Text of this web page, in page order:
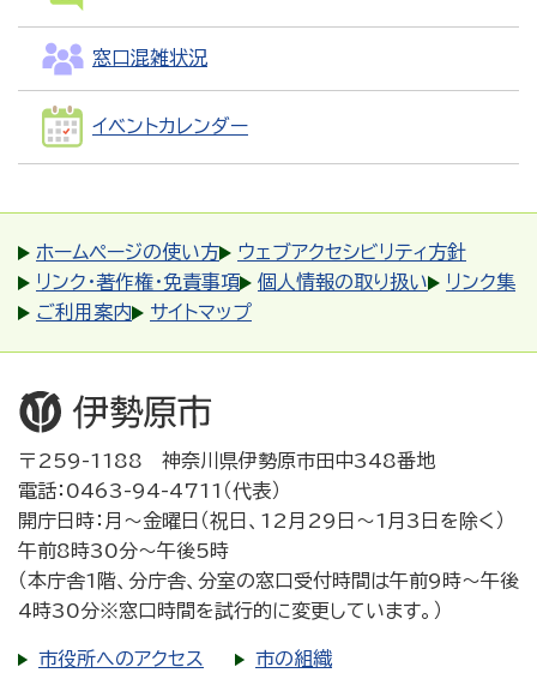
窓口混雑状況
イベントカレンダー
ホームページの使い方
ウェブアクセシビリティ方針
リンク・著作権・免責事項
個人情報の取り扱い
リンク集
ご利用案内
サイトマップ
〒259-1188 神奈川県伊勢原市田中348番地
電話：0463-94-4711（代表）
開庁日時：月～金曜日（祝日、12月29日～1月3日を除く）
午前8時30分～午後5時
（本庁舎1階、分庁舎、分室の窓口受付時間は午前9時～午後
4時30分※窓口時間を試行的に変更しています。）
市役所へのアクセス 市の組織